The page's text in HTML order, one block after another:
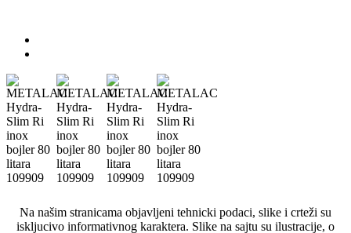
Na našim stranicama objavljeni tehnicki podaci, slike i crteži su
iskljucivo informativnog karaktera. Slike na sajtu su ilustracije, o